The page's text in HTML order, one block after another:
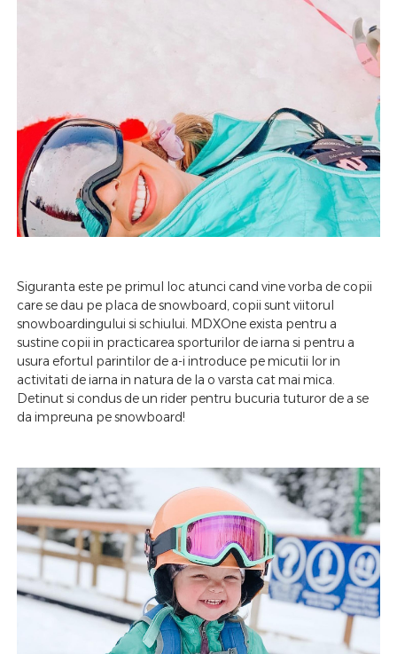
Siguranta este pe primul loc atunci cand vine vorba de copii
care se dau pe placa de snowboard, copii sunt viitorul
snowboardingului si schiului. MDXOne exista pentru a
sustine copii in practicarea sporturilor de iarna si pentru a
usura efortul parintilor de a-i introduce pe micutii lor in
activitati de iarna in natura de la o varsta cat mai mica.
Detinut si condus de un rider pentru bucuria tuturor de a se
da impreuna pe snowboard!